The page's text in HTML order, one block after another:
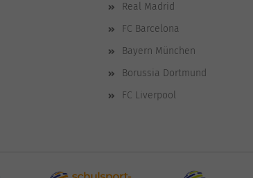
Real Madrid
FC Barcelona
Bayern München
Borussia Dortmund
FC Liverpool